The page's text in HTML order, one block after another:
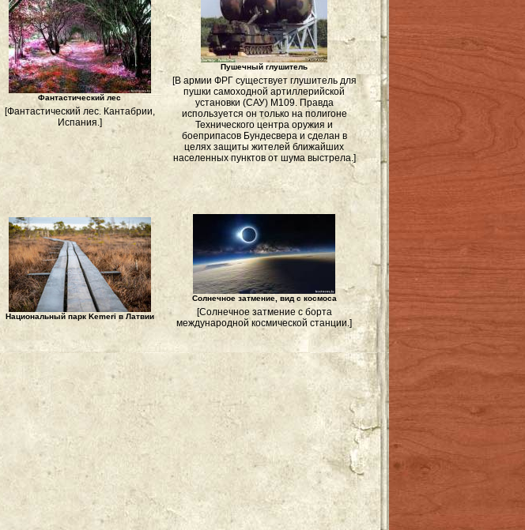
Фантастический лес
[Фантастический лес. Кантабрии,
Испания.]
Пушечный глушитель
[В армии ФРГ существует глушитель для
пушки самоходной артиллерийской
установки (САУ) M109. Правда
используется он только на полигоне
Технического центра оружия и
боеприпасов Бундесвера и сделан в
целях защиты жителей ближайших
населенных пунктов от шума выстрела.]
Национальный парк Kemeri в Латвии
Солнечное затмение, вид с космоса
[Солнечное затмение с борта
международной космической станции.]